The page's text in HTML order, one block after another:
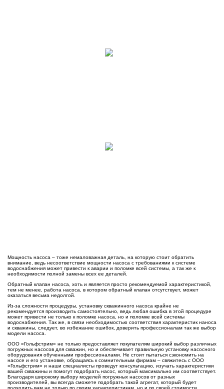
Мощность насоса – тоже немаловажная деталь, на которую стоит обратить
внимание, ведь несоответствие мощности насоса с требованиями к системе
водоснабжения может привести к аварии и поломке всей системы, а так же к
необходимости полной замены всех ее деталей.
Обратный клапан насоса, хоть и является просто рекомендуемой характеристикой,
тем не менее, работа насоса, в котором обратный клапан отсутствует, может
оказаться весьма недолгой.
Из-за сложности процедуры, установку скважинного насоса крайне не
рекомендуется производить самостоятельно, ведь любая ошибка в этой процедуре
может привести не только к поломке насоса, но и поломке всей системы
водоснабжения. Так же, в связи необходимостью соответствия характеристик наноса
и скважины, следует, во избежание ошибок, доверить профессионалам так же выбор
модели насоса.
ООО «Гольфстрим» не только предоставляет покупателям широкий выбор различных
погружных насосов для скважин, но и обеспечивает правильную установку насосного
оборудования обученными профессионалами. Не стоит пытаться сэкономить на
насосе и его установке, обращаясь к сомнительным фирмам – свяжитесь с ООО
«Гольфстрим» и наши специалисты проведут консультацию, изучать характеристики
вашей скважины и помогут подобрать насос, который максимально им соответствует.
Благодаря широкому выбору моделей погружных насосов от разных
производителей, вы всегда сможете подобрать такой агрегат, который будет
подходить вам не только по своим характеристикам, но и по своей стоимости.